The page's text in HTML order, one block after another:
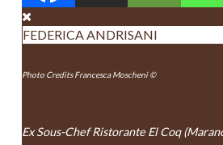
FEDERICA ANDRISANI
Photo Credits Francesca Moscheni ©
Ex Sous-Chef Ristorante El Coq